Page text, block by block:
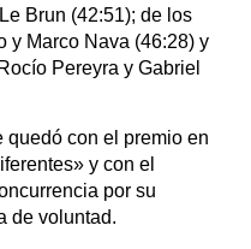
Brun (42:51); de los
y Marco Nava (46:28) y
Pereyra y Gabriel
quedó con el premio en
y con el
por su
de voluntad.